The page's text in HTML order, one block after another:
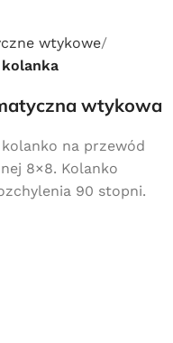
wtykowe
wtykowa
na przewód
8×8. Kolanko
90 stopni.